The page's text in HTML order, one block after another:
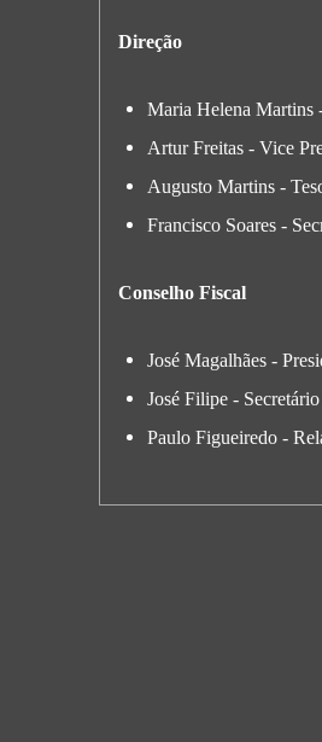
Direção
Maria Helena Martins
Artur Freitas - Vice
Augusto Martins -
Francisco Soares -
Conselho Fiscal
José Magalhães -
José Filipe - Secretário
Paulo Figueiredo -